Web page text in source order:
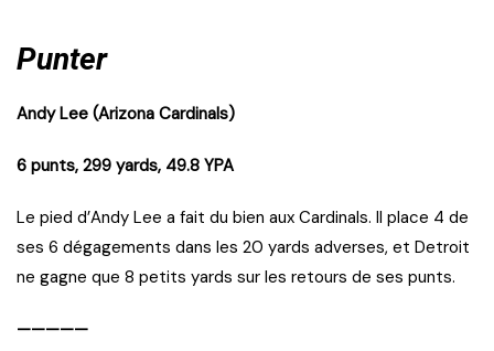
Punter
Andy Lee (Arizona Cardinals)
6 punts, 299 yards, 49.8 YPA
Le pied d’Andy Lee a fait du bien aux Cardinals. Il place 4 de
ses 6 dégagements dans les 20 yards adverses, et Detroit
ne gagne que 8 petits yards sur les retours de ses punts.
—————